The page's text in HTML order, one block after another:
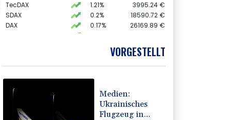
TecDAX
1.21% 3995.24 €
SDAX
0.2% 18590.72 €
DAX
0.17% 26169.89 €
4320.7 $
-0.08% 1.1546 $
VORGESTELLT
Medien:
Ukrainisches
Flugzeug in